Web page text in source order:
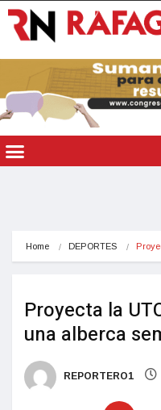
Home DEPORTES
Proyecta la
una alberca
REPORTERO1